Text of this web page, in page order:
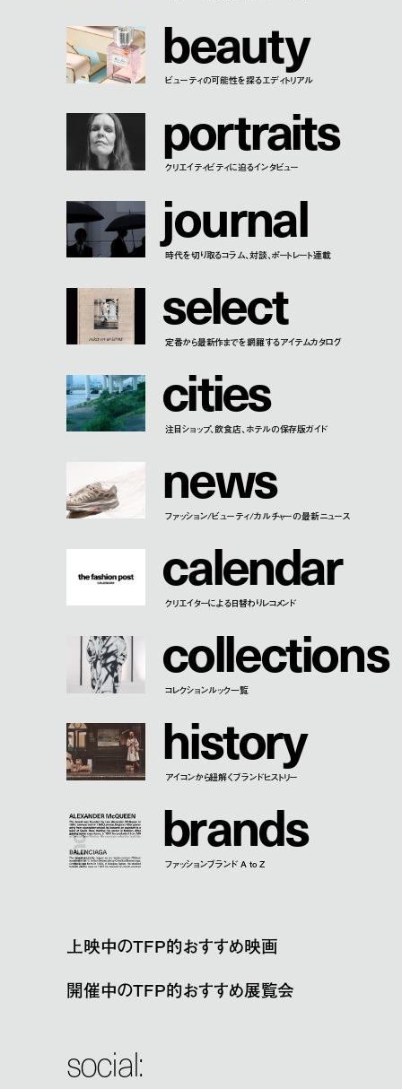
beauty
ビューティの可能性を探るエディトリアル
portraits
クリエイティビティに迫るインタビュー
journal
時代を切り取るコラム、対談、ポートレート連載
select
定番から最新作までを網羅するアイテムカタログ
cities
注目ショップ、飲食店、ホテルの保存版ガイド
news
ファッション/ビューティ/カルチャーの最新ニュース
calendar
クリエイターによる日替わりレコメンド
collections
コレクションルック一覧
history
アイコンから紐解くブランドヒストリー
brands
ファッションブランド A to Z
上映中のTFP的おすすめ映画
開催中のTFP的おすすめ展覧会
social: